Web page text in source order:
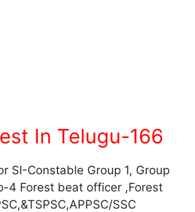
In Telugu-166
SI-Constable Group 1, Group
4 Forest beat officer ,Forest
SSC